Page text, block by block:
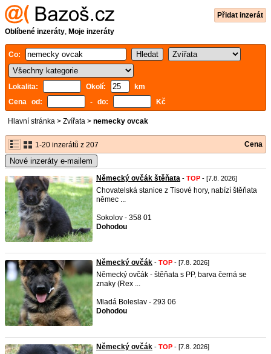
Přidat inzerát
Oblíbené inzeráty, Moje inzeráty
Co:
Lokalita: Okolí:
km
Cena od:
- do: Kč
Hlavní stránka > Zvířata > nemecky ovcak
1-20 inzerátů z 207 Cena
Nové inzeráty e-mailem
Německý ovčák štěňata - TOP - [7.8. 2026]
Chovatelská stanice z Tisové hory, nabízí štěňata
němec ...
Sokolov - 358 01
Dohodou
Německý ovčák - TOP - [7.8. 2026]
Německý ovčák - štěňata s PP, barva černá se
znaky (Rex ...
Mladá Boleslav - 293 06
Dohodou
Německý ovčák - TOP - [7.8. 2026]